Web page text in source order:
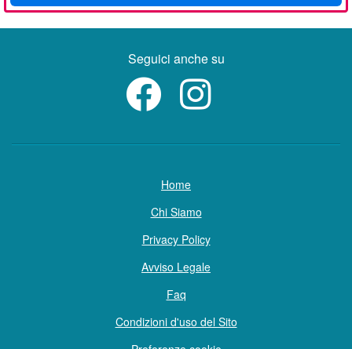
Seguici anche su
Home
Chi Siamo
Privacy Policy
Avviso Legale
Faq
Condizioni d'uso del Sito